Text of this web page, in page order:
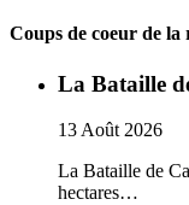
Coups de coeur de la
La Bataille
13 Août 2026
La Bataille de
hectares…